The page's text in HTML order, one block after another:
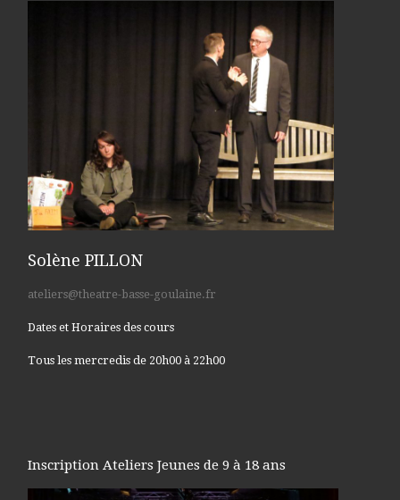
Solène PILLON
ateliers@theatre-basse-goulaine.fr
Dates et Horaires des cours
Tous les mercredis de 20h00 à 22h00
Inscription Ateliers Jeunes de 9 à 18 ans